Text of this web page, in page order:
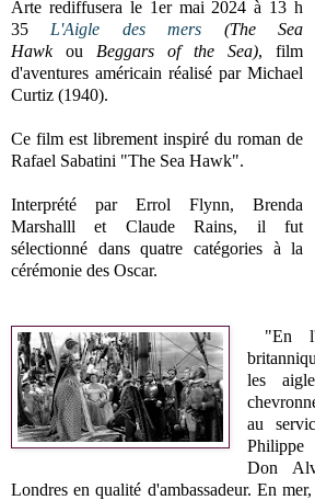
Arte rediffusera le 1er mai 2024 à 13 h
35 L'Aigle des mers (The Sea
Hawkou Beggars of the Sea), film
d'aventures américain réalisé par Michael
Curtiz (1940).
Ce film est librement inspiré du roman de
Rafael Sabatini "The Sea Hawk".
Interprété par Errol Flynn, Brenda
Marshalll et Claude Rains, il fut
sélectionné dans quatre catégories à la
cérémonie des Oscar.
"En
les
au
Don
Londres en qualité d'ambassadeur. En